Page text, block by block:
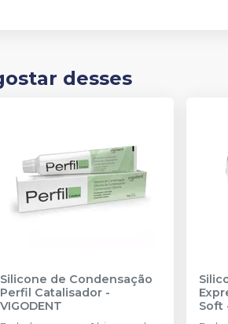
desses
Silicone de Condensação
Perfil Catalisador -
VIGODENT
Soft